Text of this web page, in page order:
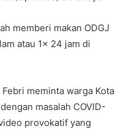
memberi makan ODGJ
atau 1x 24 jam di
meminta warga Kota
masalah COVID-
provokatif yang